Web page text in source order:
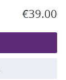
€39.00